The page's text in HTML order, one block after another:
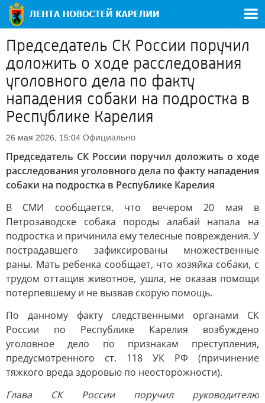
Председатель СК России поручил
доложить о ходе расследования
уголовного дела по факту
нападения собаки на подростка в
Республике Карелия
26 мая 2026, 15:04 Официально
Председатель СК России поручил доложить о ходе
расследования уголовного дела по факту нападения
собаки на подростка в Республике Карелия
В СМИ сообщается, что вечером 20 мая в
Петрозаводске собака породы алабай напала на
подростка и причинила ему телесные повреждения. У
пострадавшего зафиксированы множественные
раны. Мать ребенка сообщает, что хозяйка собаки, с
трудом оттащив животное, ушла, не оказав помощи
потерпевшему и не вызвав скорую помощь.
По данному факту следственными органами СК
России по Республике Карелия возбуждено
уголовное дело по признакам преступления,
предусмотренного ст. 118 УК РФ (причинение
тяжкого вреда здоровью по неосторожности).
Глава СК России поручил руководителю